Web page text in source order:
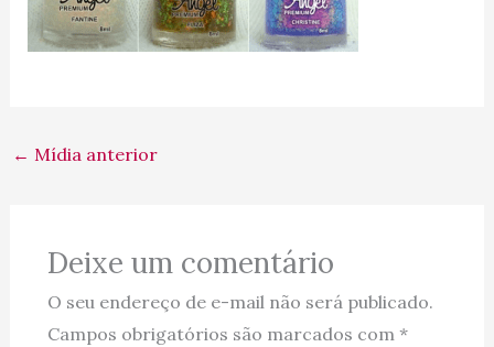
← Mídia anterior
Deixe um comentário
O seu endereço de e-mail não será publicado.
Campos obrigatórios são marcados com *